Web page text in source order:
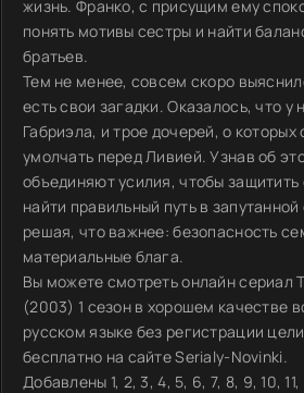
жизнь. Франко, с присущим ему
понять мотивы сестры и найти
братьев.
Тем не менее, совсем скоро
есть свои загадки. Оказалось, что у
Габриэла, и трое дочерей, о которых
умолчать перед Ливией. Узнав об
объединяют усилия, чтобы защитить
найти правильный путь в
решая, что важнее: безопасность
материальные блага.
Вы можете смотреть онлайн сериал
(2003) 1 сезон в хорошем качестве
русском языке без регистрации
бесплатно на сайте Serialy-Novinki.
Добавлены 1, 2, 3, 4, 5, 6, 7, 8, 9, 10, 11,